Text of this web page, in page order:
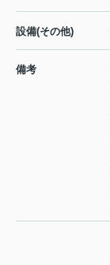
設備(その他)
備考